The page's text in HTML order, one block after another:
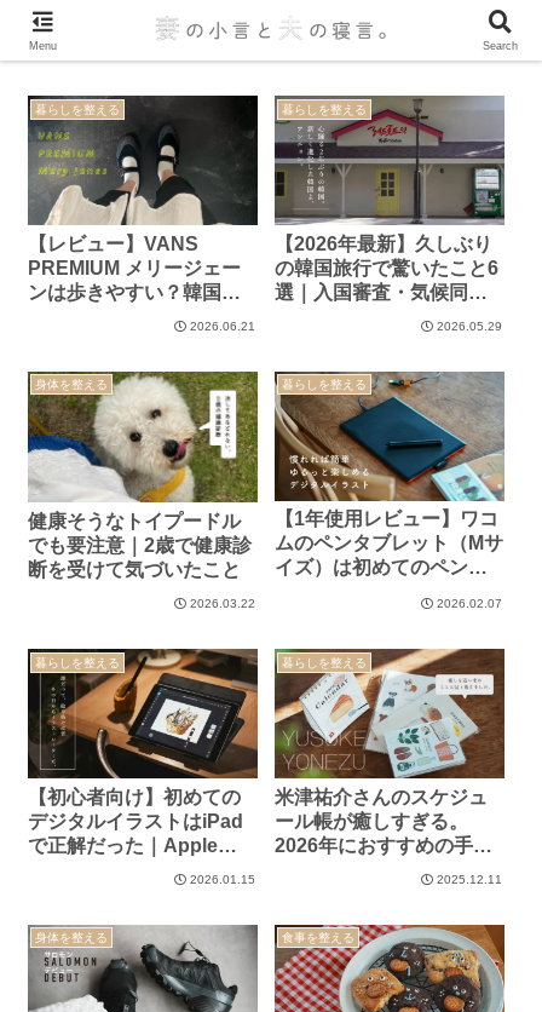
暮らしを整える
【レビュー】VANS
PREMIUM メリージェー
ンは歩きやすい？韓国旅
行で履いた正直な感想2026.06.21
暮らしを整える
【2026年最新】久しぶり
の韓国旅行で驚いたこと6
選｜入国審査・気候同行
カード・モバイルバッテ
2026.05.29
身体を整える
健康そうなトイプードル
でも要注意｜2歳で健康診
断を受けて気づいたこと
2026.03.22
暮らしを整える
【1年使用レビュー】ワコ
ムのペンタブレット（Mサ
イズ）は初めてのペンタ
私がPhotoshop／Affinity
2026.02.07
暮らしを整える
【初心者向け】初めての
デジタルイラストはiPad
で正解だった｜Apple
Pencil×Adobe Fresco体
2026.01.15
暮らしを整える
米津祐介さんのスケジュ
ール帳が癒しすぎる。
2026年におすすめの手帳
＆購入アイテムまとめ2025.12.11
身体を整える 食事を整える
Menu Search